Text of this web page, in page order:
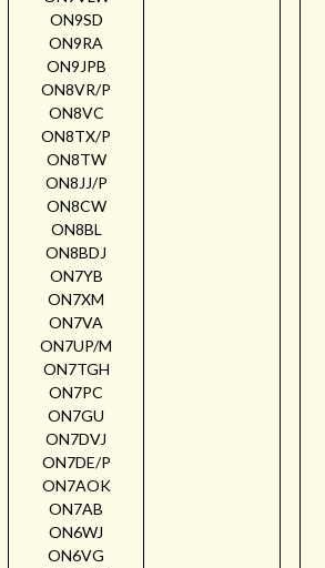
ON9SD
ON9RA
ON9JPB
ON8VR/P
ON8VC
ON8TX/P
ON8TW
ON8JJ/P
ON8CW
ON8BL
ON8BDJ
ON7YB
ON7XM
ON7VA
ON7UP/M
ON7TGH
ON7PC
ON7GU
ON7DVJ
ON7DE/P
ON7AOK
ON7AB
ON6WJ
ON6VG